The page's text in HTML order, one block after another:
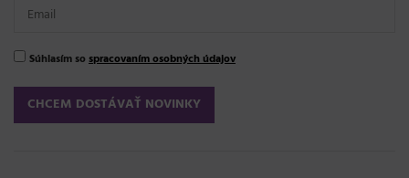
Súhlasím so spracovaním osobných údajov